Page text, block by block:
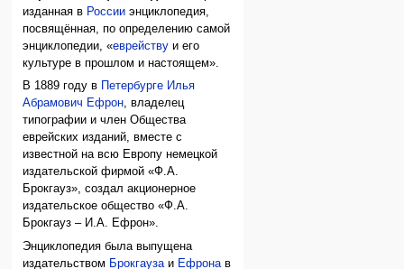
изданная в России энциклопедия,
посвящённая, по определению самой
энциклопедии, «еврейству и его
культуре в прошлом и настоящем».
В 1889 году в
Петербурге Илья
Абрамович Ефрон, владелец
типографии и член Общества
еврейских изданий, вместе с
известной на всю Европу немецкой
издательской фирмой «Ф.А.
Брокгауз», создал акционерное
издательское общество «Ф.А.
Брокгауз – И.А. Ефрон».
Энциклопедия была выпущена
издательством Брокгауза и Ефрона в